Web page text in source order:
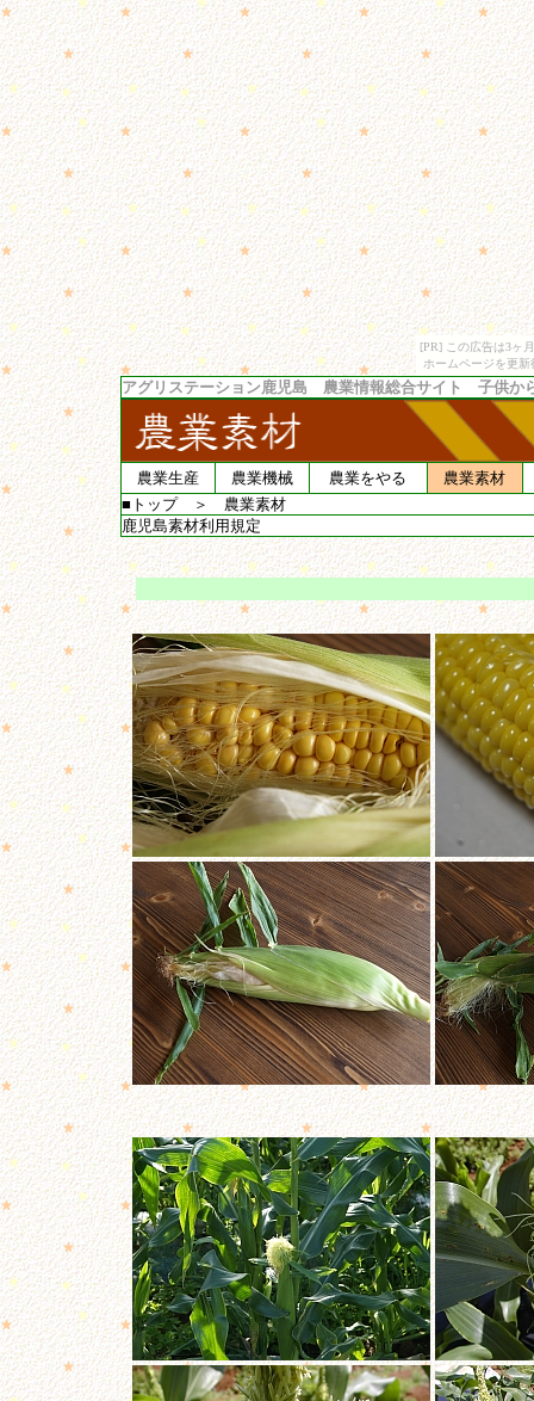
[PR] この広告は3ヶ
ホームページを更
アグリステーション鹿児島 農業情報総合サイト 子供か
農業生産 農業機械 農業をやる
農業素材
■トップ＞ 農業素材
鹿児島素材利用規定